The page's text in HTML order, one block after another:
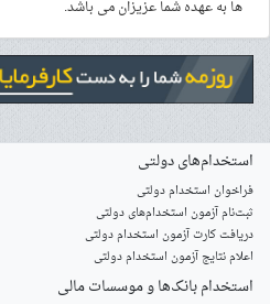
ها به عهده شما عزیزان می باشد.
استخدام‌های دولتی
فراخوان استخدام دولتی
ثبت‌نام آزمون‌ استخدام‌های دولتی
دریافت کارت آزمون استخدام دولتی
اعلام نتایج آزمون استخدام دولتی
استخدام‌ بانک‌ها و موسسات مالی